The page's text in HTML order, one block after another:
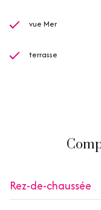
vue Mer
terrasse
Rez-de-chaussée